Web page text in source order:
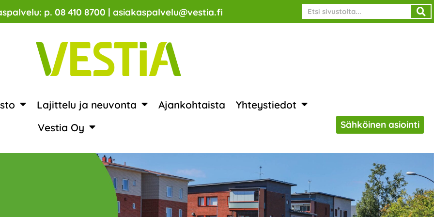
p. 08 410 8700 | asiakaspalvelu@vestia.fi Search
Lajittelu ja neuvonta Ajankohtaista
Yhteystiedot
Vestia Oy
Sähköinen asiointi